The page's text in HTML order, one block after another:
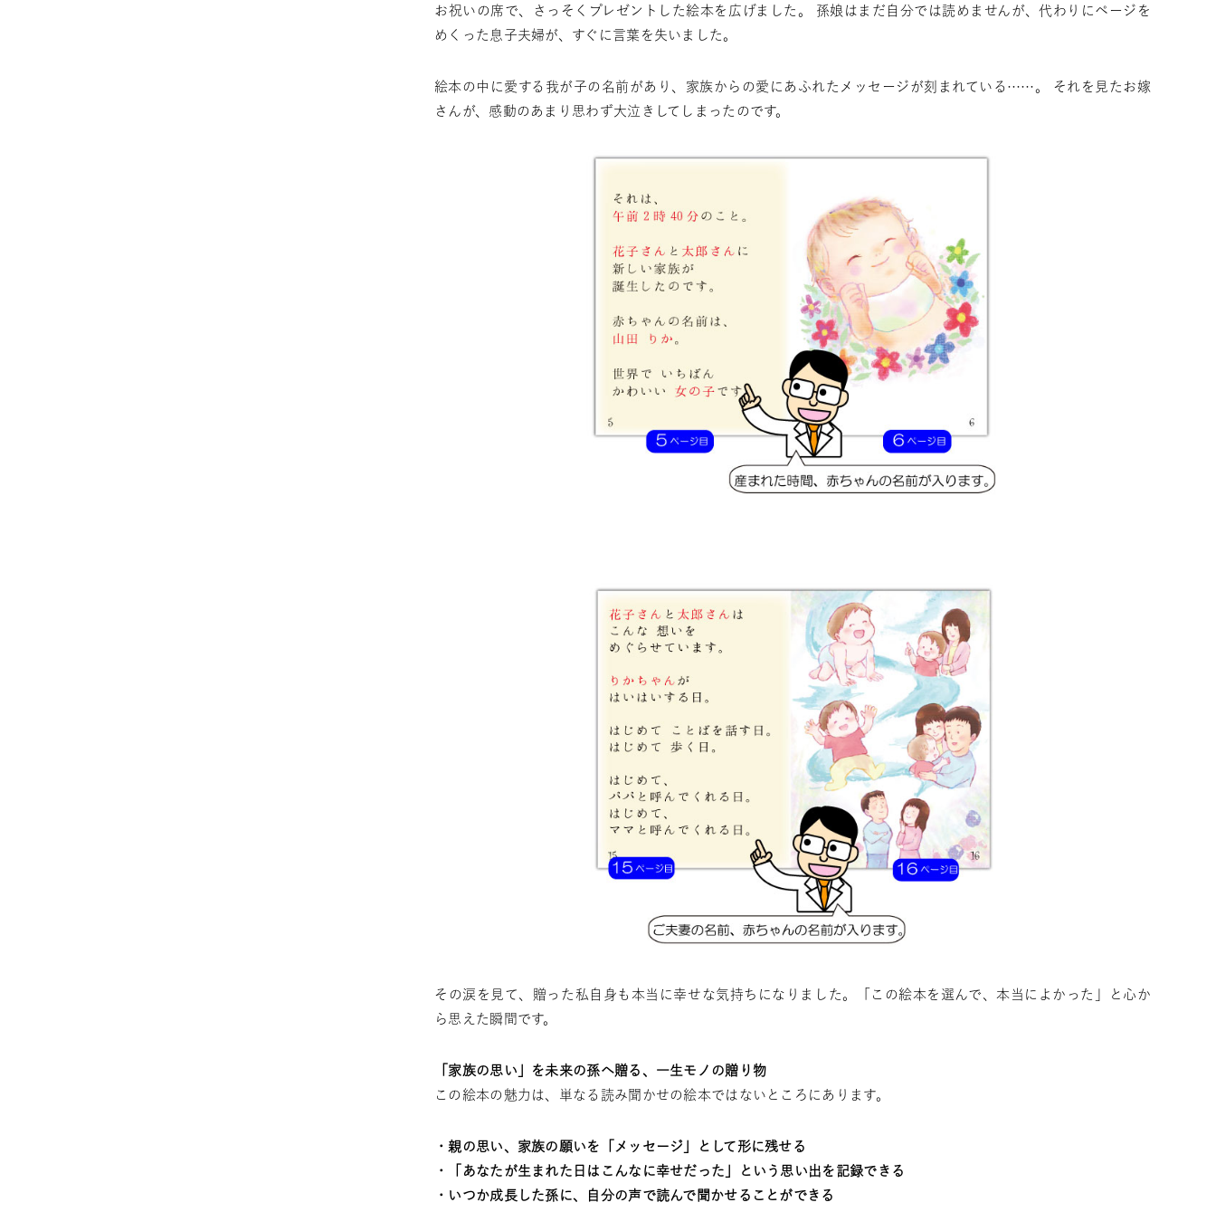
お祝いの席で、さっそくプレゼントした絵本を広げました。 孫娘はまだ自分では読めませんが、代わりにページを
めくった息子夫婦が、すぐに言葉を失いました。
絵本の中に愛する我が子の名前があり、家族からの愛にあふれたメッセージが刻まれている……。 それを見たお嫁
さんが、感動のあまり思わず大泣きしてしまったのです。
その涙を見て、贈った私自身も本当に幸せな気持ちになりました。「この絵本を選んで、本当によかった」と心か
ら思えた瞬間です。
「家族の思い」を未来の孫へ贈る、一生モノの贈り物
この絵本の魅力は、単なる読み聞かせの絵本ではないところにあります。
・親の思い、家族の願いを「メッセージ」として形に残せる
・「あなたが生まれた日はこんなに幸せだった」という思い出を記録できる
・いつか成長した孫に、自分の声で読んで聞かせることができる